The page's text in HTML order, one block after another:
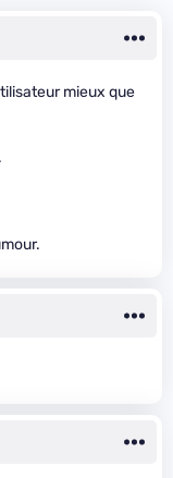
mieux que